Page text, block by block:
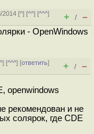
2014 [^] [^^] [^^^]
+ / –
- OpenWindows
] [^^^] [ответить]
+ / –
openwindows
рекомендован и не
солярок, где CDE